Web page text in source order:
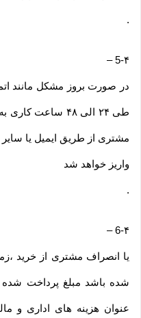
.
5-۴–
در صورت بروز مشکل مانند
طی ۲۴ الی ۴۸
مشتری از طریق ایمیل یا
واریز خواهد شد
.
6-۴–
یا انصراف مشتری از خرید